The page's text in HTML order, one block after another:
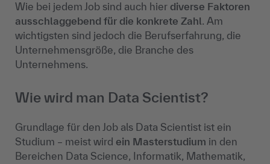
Wie bei jedem Job sind auch hier diverse Faktoren
ausschlaggebend für die konkrete Zahl. Am
wichtigsten sind jedoch die Berufserfahrung, die
Unternehmensgröße, die Branche des
Unternehmens.
Wie wird man Data Scientist?
Grundlage für den Job als Data Scientist ist ein
Studium – meist wird ein Masterstudium in den
Bereichen Data Science, Informatik, Mathematik,